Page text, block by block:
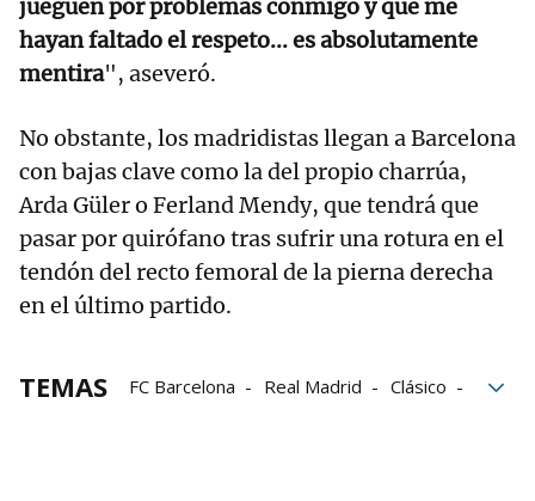
jueguen por problemas conmigo y que me
hayan faltado el respeto... es absolutamente
mentira", aseveró.
No obstante, los madridistas llegan a Barcelona
con bajas clave como la del propio charrúa,
Arda Güler o Ferland Mendy, que tendrá que
pasar por quirófano tras sufrir una rotura en el
tendón del recto femoral de la pierna derecha
en el último partido.
TEMAS FC Barcelona Real Madrid
Clásico